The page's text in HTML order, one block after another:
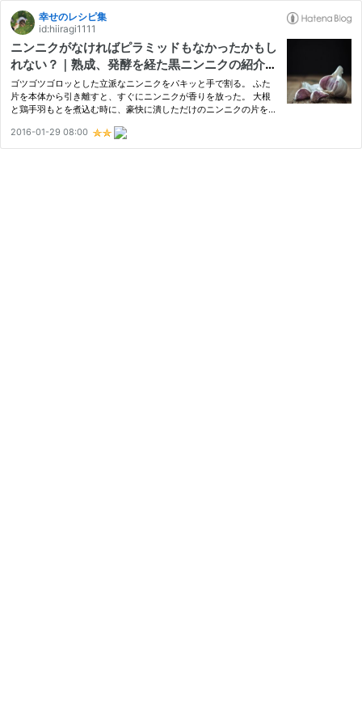
幸せのレシピ集
id:hiiragi1111
ニンニクがなければピラミッドもなかったかもし
れない？｜熟成、発酵を経た黒ニンニクの紹介
も。
ゴツゴツゴロッとした立派なニンニクをパキッと手で割る。 ふた
片を本体から引き離すと、すぐにニンニクが香りを放った。 大根
と鶏手羽もとを煮込む時に、豪快に潰しただけのニンニクの片を隠
にするか、味付けを決めかねたまま私の煮物調理は始まった。 指
先…
2016-01-29 08:00